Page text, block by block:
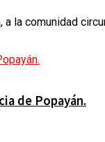
la comunidad
de Popayán.